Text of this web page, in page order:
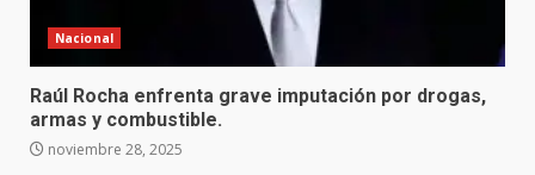
Nacional
Raúl Rocha enfrenta grave imputación por drogas,
armas y combustible.
noviembre 28, 2025